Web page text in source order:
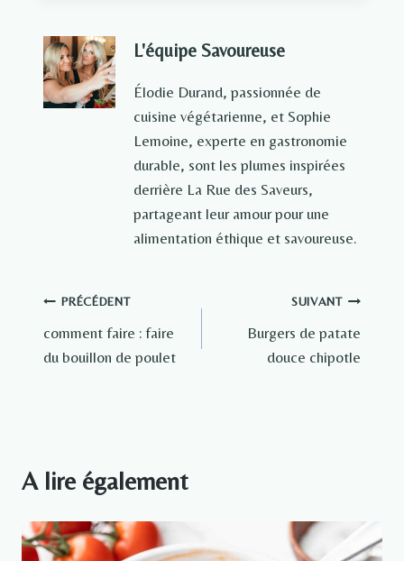
L'équipe Savoureuse
Élodie Durand, passionnée de
cuisine végétarienne, et Sophie
Lemoine, experte en gastronomie
durable, sont les plumes inspirées
derrière La Rue des Saveurs,
partageant leur amour pour une
alimentation éthique et savoureuse.
Navigation
de
PRÉCÉDENT
comment faire : faire
du bouillon de poulet
SUIVANT
Burgers de patate
douce chipotle
A lire également